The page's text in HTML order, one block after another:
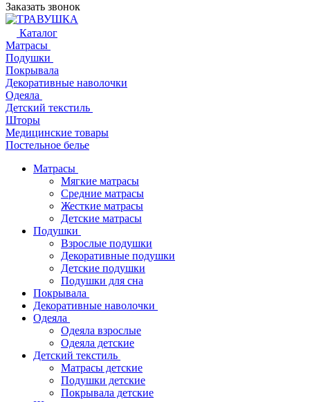
Заказать звонок
Каталог
Матрасы
Подушки
Покрывала
Декоративные наволочки
Одеяла
Детский текстиль
Шторы
Медицинские товары
Постельное белье
Матрасы
Мягкие матрасы
Средние матрасы
Жесткие матрасы
Детские матрасы
Подушки
Взрослые подушки
Декоративные подушки
Детские подушки
Подушки для сна
Покрывала
Декоративные наволочки
Одеяла
Одеяла взрослые
Одеяла детские
Детский текстиль
Матрасы детские
Подушки детские
Покрывала детские